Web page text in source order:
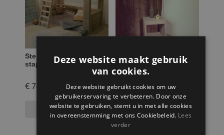
Steigerhouten
stapelbed Diederik
€749,95
Selecteer opties
Steigerhouten
nachtkastje en krukje
Elias
€59,95
Toevoegen aan
winkelwagen
Deze website maakt gebruik
van cookies.
Deze website gebruikt cookies om uw
gebruikerservaring te verbeteren. Door onze
website te gebruiken, stemt u in met alle cookies
in overeenstemming met ons Cookiebeleid. Lees
verder